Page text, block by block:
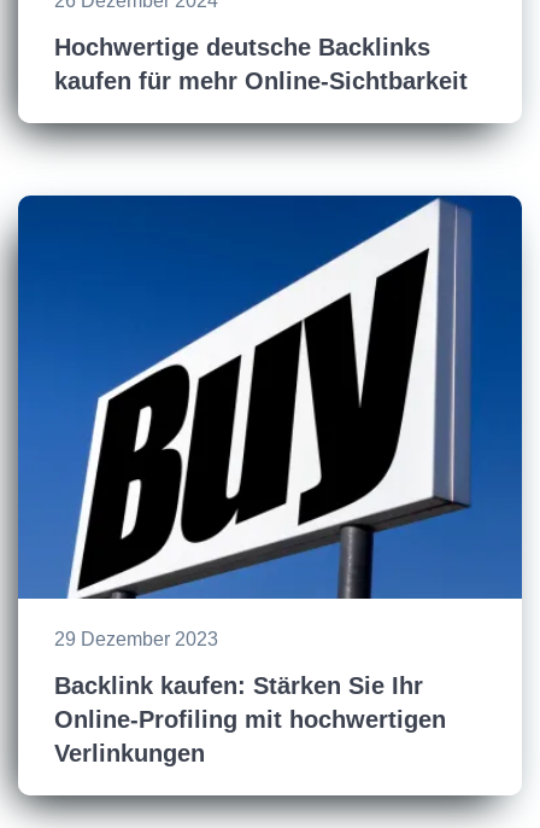
Hochwertige deutsche Backlinks
kaufen für mehr Online-Sichtbarkeit
29 Dezember 2023
Backlink kaufen: Stärken Sie Ihr
Online-Profiling mit hochwertigen
Verlinkungen